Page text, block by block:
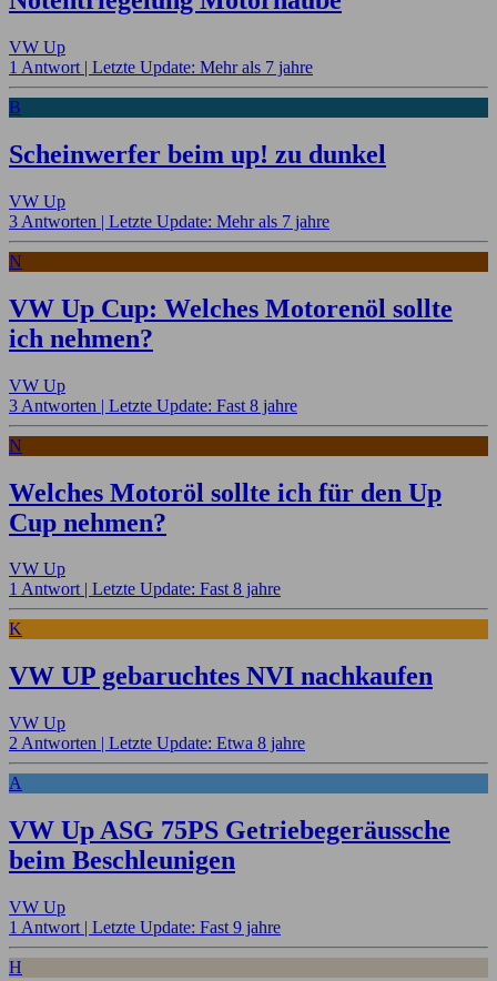
VW Up
1 Antwort | Letzte Update: Mehr als 7 jahre
B
Scheinwerfer beim up! zu dunkel
VW Up
3 Antworten | Letzte Update: Mehr als 7 jahre
N
VW Up Cup: Welches Motorenöl sollte
ich nehmen?
VW Up
3 Antworten | Letzte Update: Fast 8 jahre
N
Welches Motoröl sollte ich für den Up
Cup nehmen?
VW Up
1 Antwort | Letzte Update: Fast 8 jahre
K
VW UP gebaruchtes NVI nachkaufen
VW Up
2 Antworten | Letzte Update: Etwa 8 jahre
A
VW Up ASG 75PS Getriebegeräussche
beim Beschleunigen
VW Up
1 Antwort | Letzte Update: Fast 9 jahre
H